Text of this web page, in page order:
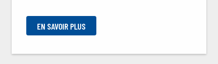
EN SAVOIR PLUS